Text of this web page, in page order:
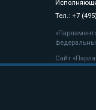
Тел.: +7
Сайт